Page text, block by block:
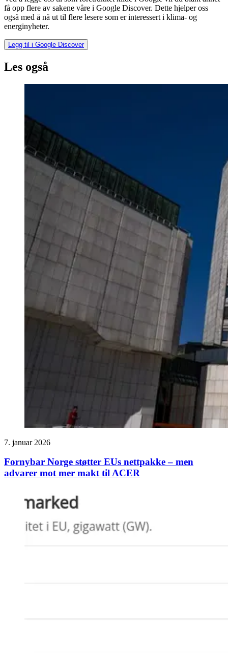
få opp flere av sakene våre i Google Discover. Dette hjelper oss
også med å nå ut til flere lesere som er interessert i klima- og
energinyheter.
Legg til i Google Discover
Les også
7. januar 2026
Fornybar Norge støtter EUs nettpakke – men
advarer mot mer makt til ACER